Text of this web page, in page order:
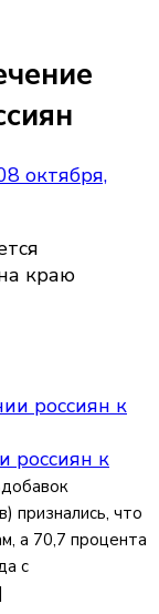
8 октября,
краю
россиян к
признались, что
а 70,7 процента
с